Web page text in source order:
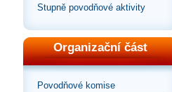
Stupně povodňové aktivity
Organizační část
Povodňové komise